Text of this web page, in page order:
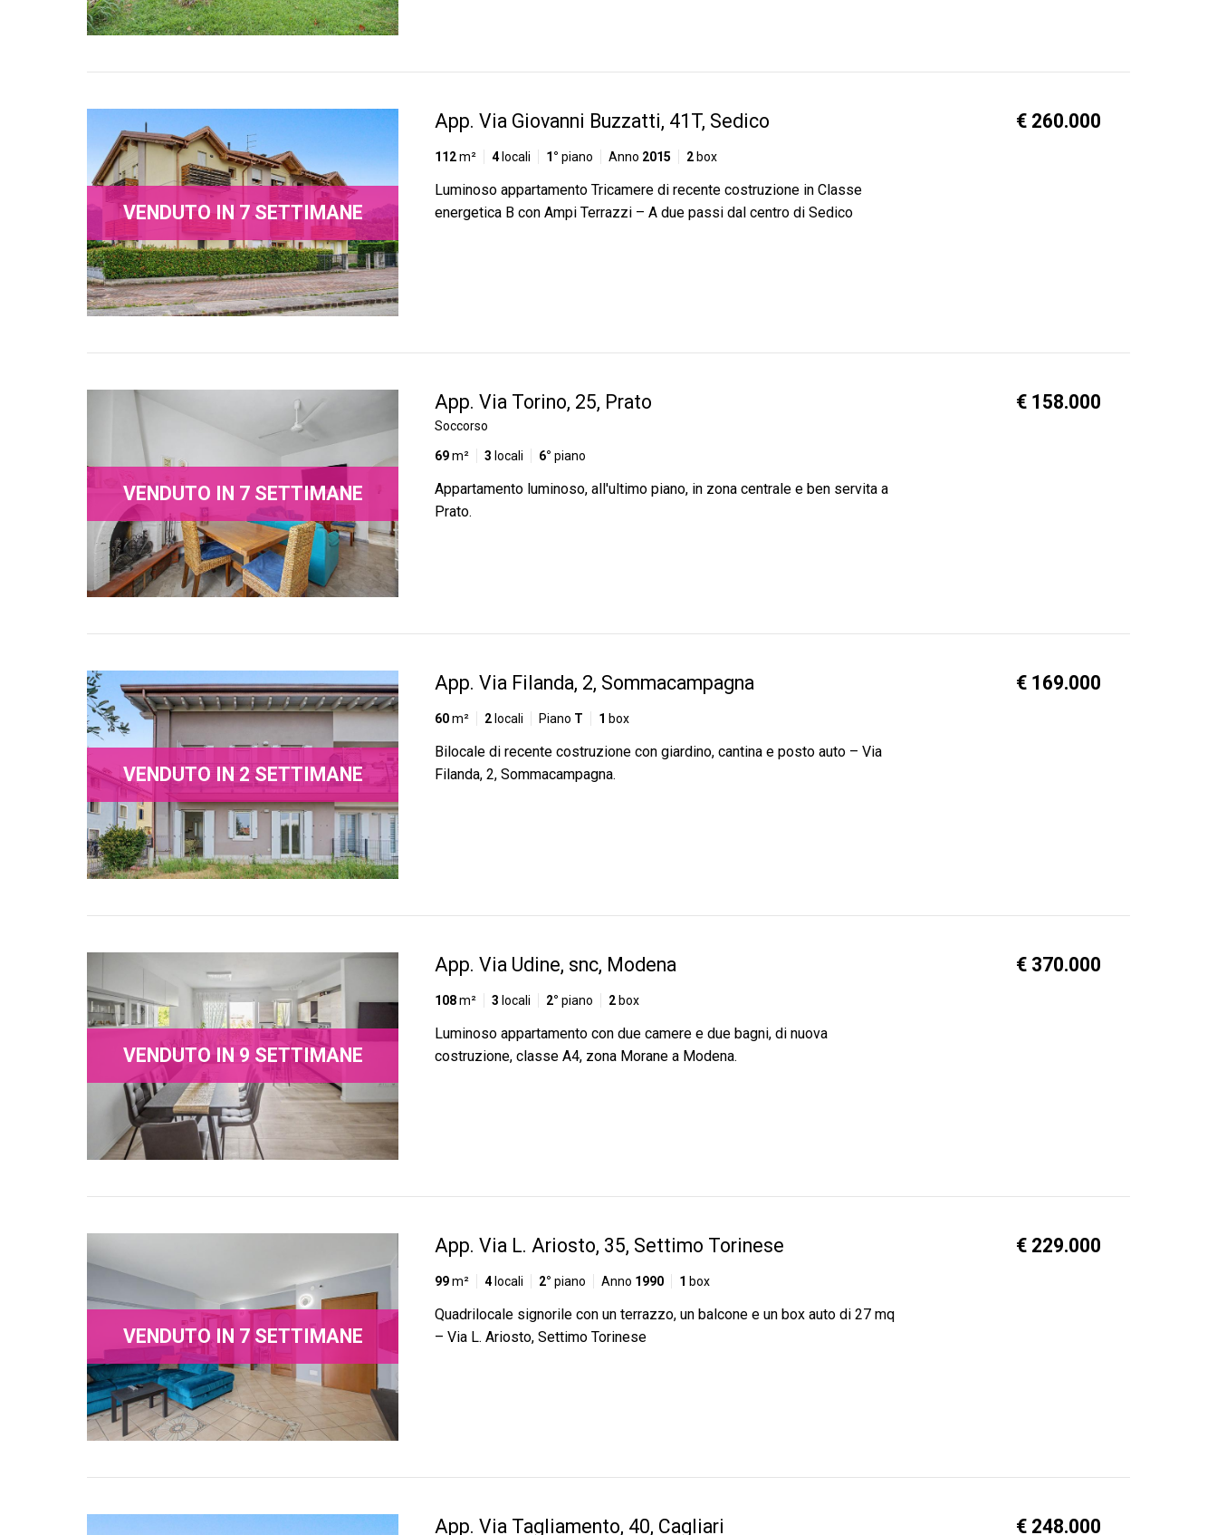
App. Via Giovanni Buzzatti, 41T, Sedico
112m² 4locali 1° piano Anno 2015 2 box
€ 260.000
Luminoso appartamento Tricamere di recente costruzione in Classe
energetica B con Ampi Terrazzi – A due passi dal centro di Sedico
VENDUTO IN 7 SETTIMANE
App. Via Torino, 25, Prato
Soccorso
69m² 3 locali 6° piano
€ 158.000
Appartamento luminoso, all'ultimo piano, in zona centrale e ben servita a
Prato.
VENDUTO IN 7 SETTIMANE
App. Via Filanda, 2, Sommacampagna
60m² 2 locali Piano T 1 box
€ 169.000
Bilocale di recente costruzione con giardino, cantina e posto auto – Via
Filanda, 2, Sommacampagna.
VENDUTO IN 2 SETTIMANE
App. Via Udine, snc, Modena
108m² 3 locali 2° piano 2box
€ 370.000
Luminoso appartamento con due camere e due bagni, di nuova
costruzione, classe A4, zona Morane a Modena.
VENDUTO IN 9 SETTIMANE
App. Via L. Ariosto, 35, Settimo Torinese
99m² 4locali 2° piano Anno 1990 1 box
€ 229.000
Quadrilocale signorile con un terrazzo, un balcone e un box auto di 27 mq
– Via L. Ariosto, Settimo Torinese
VENDUTO IN 7 SETTIMANE
App. Via Tagliamento, 40, Cagliari € 248.000